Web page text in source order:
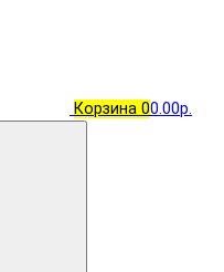
Корзина 00.00р.